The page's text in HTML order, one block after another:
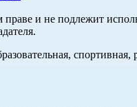
праве и не подлежит
спортивная,